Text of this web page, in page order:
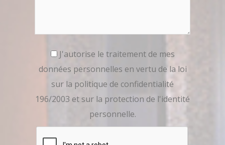
J'autorise le traitement de mes
données personnelles en vertu de la loi
sur la politique de confidentialité
196/2003 et sur la protection de l'identité
personnelle.